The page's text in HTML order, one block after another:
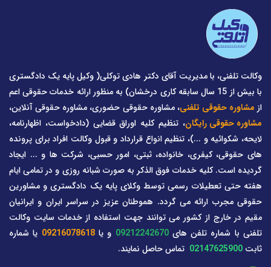
وکالت تلفنی، با مدیریت آقای دکتر هادی توکلی( وکیل پایه یک دادگستری
با بیش از 15 سال سابقه کاری درخشان) به منظور ارائه خدمات حقوقی اعم
از مشاوره حقوقی تلفنی، مشاوره حقوقی حضوری، مشاوره حقوقی آنلاین،
مشاوره حقوقی رایگان، تنظیم کلیه اوراق قضایی (دادخواست، اظهارنامه،
لایحه، شکوائیه و ...)، تنظیم انواع قرارداد و قبول وکالت افراد برای پرونده
های حقوقی، کیفری، خانواده، ثبتی، امور حسبی، شرکت ها و ... ایجاد
گردیده است. کلیه خدمات فوق الذکر به صورت شبانه روزی و در تمامی ایام
هفته حتی تعطیلات رسمی توسط وکلای پایه یک دادگستری و مشاورین
حقوقی مجرب ارائه می گردد. هموطنان عزیز در سراسر ایران و ایرانیان
مقیم در خارج از کشور می توانند جهت استفاده از خدمات سایت وکالت
تلفنی با شماره تلفن های09212242670 و یا09216078618 یا شماره
ثابت 02147625900 تماس حاصل نمایند.